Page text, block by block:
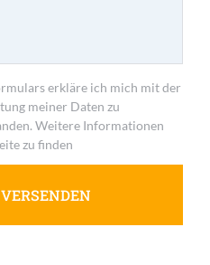
erkläre ich mich mit der
meiner Daten zu
Weitere Informationen
zu finden